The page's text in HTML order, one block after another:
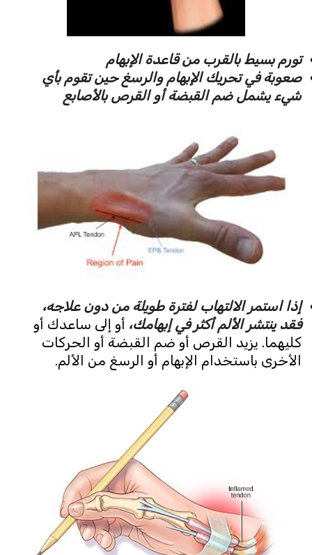
تورم بسيط بالقرب من قاعدة الإبهام
صعوبة في تحريك الإبهام والرسغ حين تقوم بأي
شيء يشمل ضم القبضة أو القرص بالأصابع
إذا استمر الالتهاب لفترة طويلة من دون علاجه،
فقد ينتشر الألم أكثر في إبهامك،أو إلى ساعدك أو
كليهما. يزيد القرص أو ضم القبضة أو الحركات
الأخرى باستخدام الإبهام أو الرسغ من الألم.